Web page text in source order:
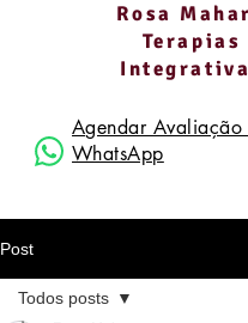
Rosa
Terapias
Agendar Avaliação
WhatsApp
Post
Todos posts